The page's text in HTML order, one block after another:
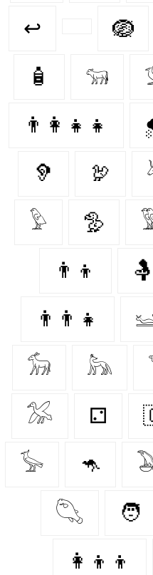
↩ 🪺
🧴 𓃔
👨‍👩‍👧‍👧
🦻 🦃
𓅱 🦤
👨‍👦 🤱
👨‍👨‍👧
𓃘 𓃦
𓅮 ⚁
𓅚 🦘
𓆡 🧑
👩‍👦‍👦